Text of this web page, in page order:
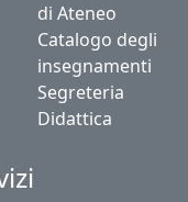
di Ateneo
Catalogo degli
insegnamenti
Segreteria
Didattica